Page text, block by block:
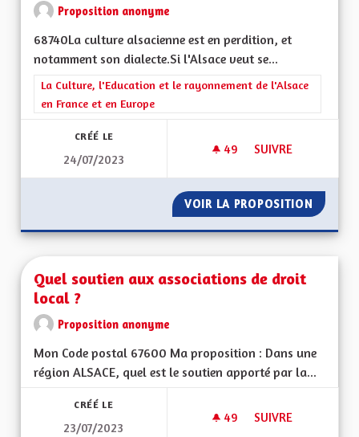
Proposition anonyme
68740La culture alsacienne est en perdition, et
notamment son dialecte.Si l'Alsace veut se...
Filtrer les résultats de la catégorie : La Culture, l'Education et
La Culture, l'Education et le rayonnement de l'Alsace
en France et en Europe
CRÉÉ LE
24/07/2023
49 49 ABONNÉS
SUIVRE
VOIR LA PROPOSITION
Quel soutien aux associations de droit
local ?
Proposition anonyme
Mon Code postal 67600 Ma proposition : Dans une
région ALSACE, quel est le soutien apporté par la...
CRÉÉ LE
23/07/2023
49 49 ABONNÉS
SUIVRE